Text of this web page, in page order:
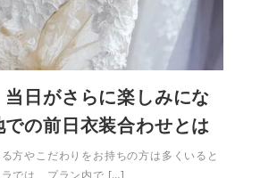
当日がさらに楽しみにな
の前日衣装合わせとは
方やこだわりをお持ちの方は多くいると